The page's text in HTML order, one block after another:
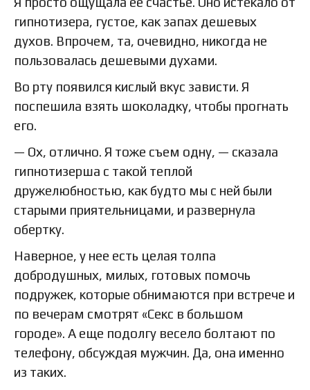
гипнотизера, густое, как запах дешевых
духов. Впрочем, та, очевидно, никогда не
пользовалась дешевыми духами.
Во рту появился кислый вкус зависти. Я
поспешила взять шоколадку, чтобы прогнать
его.
— Ох, отлично. Я тоже съем одну, — сказала
гипнотизерша с такой теплой
дружелюбностью, как будто мы с ней были
старыми приятельницами, и развернула
обертку.
Наверное, у нее есть целая толпа
добродушных, милых, готовых помочь
подружек, которые обнимаются при встрече и
по вечерам смотрят «Секс в большом
городе». А еще подолгу весело болтают по
телефону, обсуждая мужчин. Да, она именно
из таких.